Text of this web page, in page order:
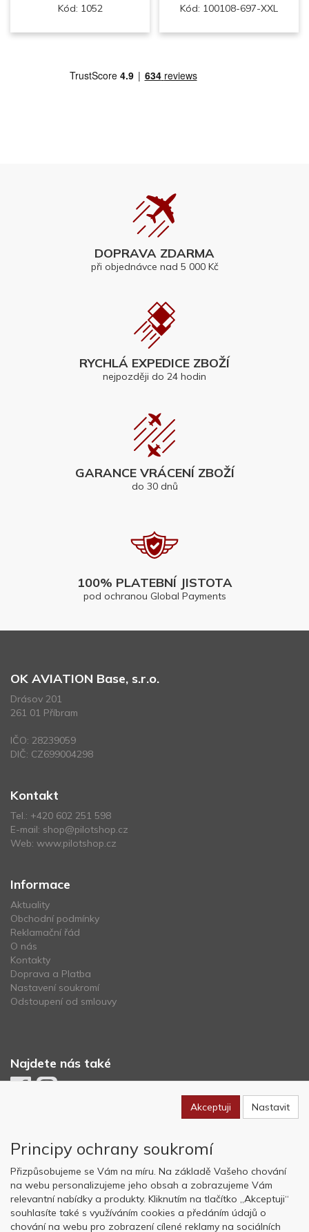
Kód: 1052 Kód: 100108-697-XXL
DOPRAVA ZDARMA
při objednávce nad 5 000 Kč
RYCHLÁ EXPEDICE ZBOŽÍ
nejpozději do 24 hodin
GARANCE VRÁCENÍ ZBOŽÍ
do 30 dnů
100% PLATEBNÍ JISTOTA
pod ochranou Global Payments
OK AVIATION Base, s.r.o.
Drásov 201
261 01 Příbram
IČO: 28239059
DIČ: CZ699004298
Kontakt
Tel.: +420 602 251 598
E-mail: shop@pilotshop.cz
Web: www.pilotshop.cz
Informace
Aktuality
Obchodní podmínky
Reklamační řád
O nás
Kontakty
Doprava a Platba
Nastavení soukromí
Odstoupení od smlouvy
Najdete nás také
Copyright © OK AVIATION Base, s.r.o. 2022, powered byABRA E-
shop
Akceptuji Nastavit
Principy ochrany soukromí
Přizpůsobujeme se Vám na míru. Na základě Vašeho chování
na webu personalizujeme jeho obsah a zobrazujeme Vám
relevantní nabídky a produkty. Kliknutím na tlačítko „Akceptuji“
souhlasíte také s využíváním cookies a předáním údajů o
chování na webu pro zobrazení cílené reklamy na sociálních